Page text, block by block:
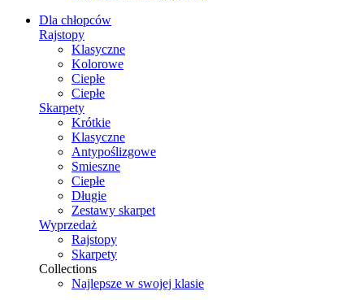
Dla chłopców
Rajstopy
Klasyczne
Kolorowe
Ciepłe
Ciepłe
Skarpety
Krótkie
Klasyczne
Antypoślizgowe
Smieszne
Ciepłe
Długie
Zestawy skarpet
Wyprzedaż
Rajstopy
Skarpety
Collections
Najlepsze w swojej klasie